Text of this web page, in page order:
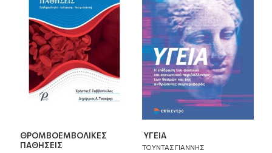
ΘΡΟΜΒΟΕΜΒΟΛΙΚΕΣ
ΠΑΘΗΣΕΙΣ
ΥΓΕΙΑ
ΤΟΥΝΤΑΣ ΓΙΑΝΝΗΣ